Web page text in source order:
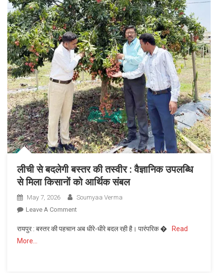
योजना’
में
बनाया
कीर्तिमान,
प्रदेश
के
कुल
चने
का
50%
अकेले
खरीदा
लीची से बदलेगी बस्तर की तस्वीर : वैज्ञानिक उपलब्धि
से मिला किसानों को आर्थिक संबल
May 7, 2026
Soumyaa Verma
Leave A CommentOn
से
रायपुर : बस्तर की पहचान अब धीरे-धीरे बदल रही है। पारंपरिक �
Read
More…